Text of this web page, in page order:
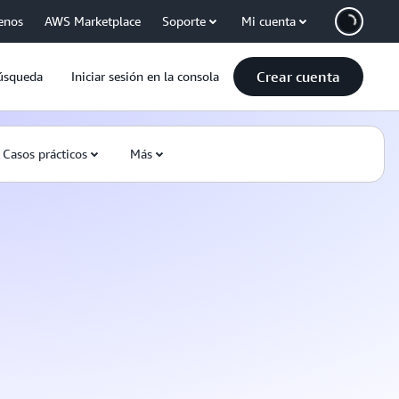
AWS Marketplace Soporte Mi cuenta
Iniciar sesión en la consola Crear cuenta
Casos prácticos Más